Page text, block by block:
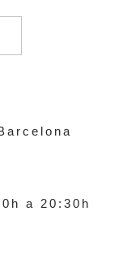
a 20:30h